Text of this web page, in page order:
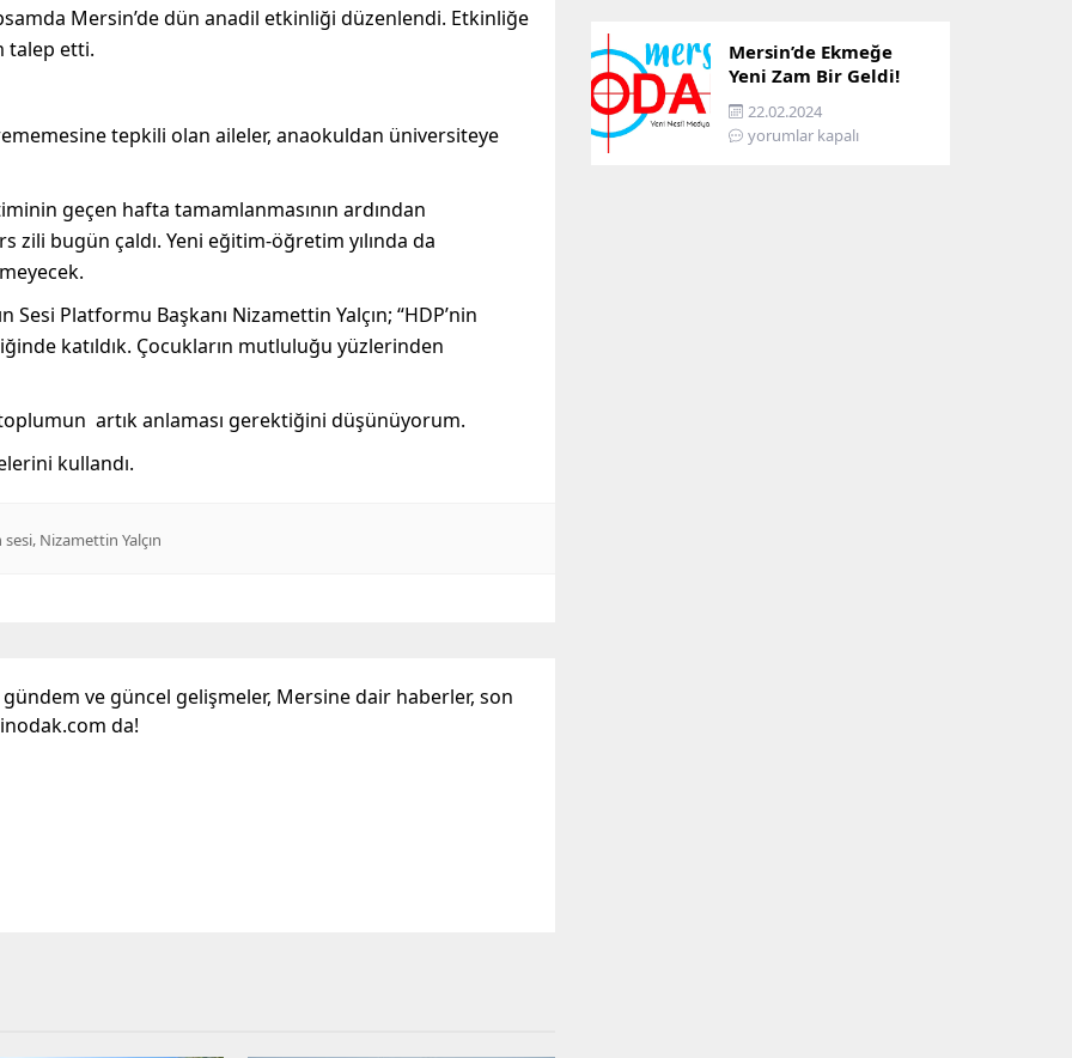
Mersin’de dün anadil etkinliği düzenlendi. Etkinliğe
talep etti.
tepkili olan aileler, anaokuldan üniversiteye
geçen hafta tamamlanmasının ardından
bugün çaldı. Yeni eğitim-öğretim yılında da
Platformu Başkanı Nizamettin Yalçın; “HDP’nin
katıldık. Çocukların mutluluğu yüzlerinden
artık anlaması gerektiğini düşünüyorum.
kullandı.
sesi, Nizamettin Yalçın
ve güncel gelişmeler, Mersine dair haberler, son
da!
Mersin’de Ekmeğe
Yeni Zam Bir Geldi!
İşte Mersin’in Zamlı
Ekmek Fiyatı!
22.02.2024
yorumlar kapalı